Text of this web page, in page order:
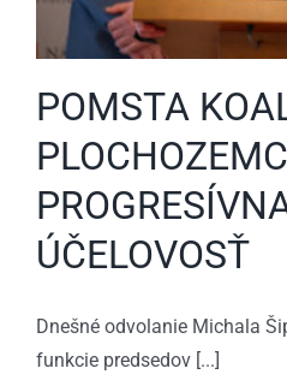
POMSTA
ÚČELOVOSŤ
Dnešné odvolanie Michala
funkcie predsedov [...]